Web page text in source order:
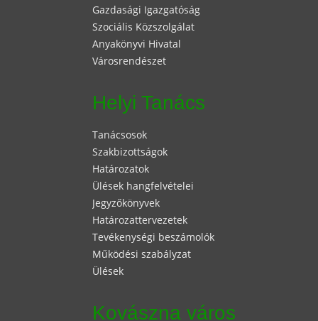
Gazdasági Igazgatóság
Szociális Közszolgálat
Anyakönyvi Hivatal
Városrendészet
Helyi Tanács
Tanácsosok
Szakbizottságok
Határozatok
Ülések hangfelvételei
Jegyzőkönyvek
Határozattervezetek
Tevékenységi beszámolók
Működési szabályzat
Ülések
Kovászna város